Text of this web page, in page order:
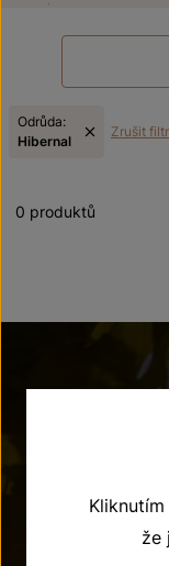
Odrůda:
Hibernal
Zrušit
0 produktů
že